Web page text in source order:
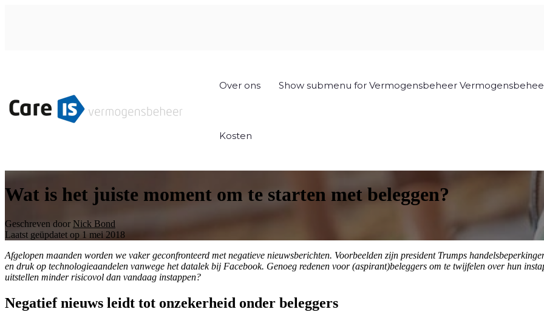
Over ons Show submenu for Vermogensbeheer
Kosten
Wat is het juiste moment om te starten met beleggen?
Geschreven door Nick Bond
Laatst geüpdatet op 1 mei 2018
Afgelopen maanden worden we vaker geconfronteerd met negatieve nieuwsberichten. Voorbeelden zijn president Trumps
en druk op technologieaandelen vanwege het datalek bij Facebook. Genoeg redenen voor (aspirant)beleggers om te twijfelen over hun
uitstellen minder risicovol dan vandaag instappen?
Negatief nieuws leidt tot onzekerheid onder beleggers